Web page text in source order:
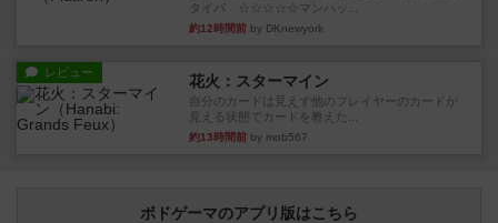
タイパ ☆☆☆☆☆マンハッ...
約12時間前 by DKnewyork
レビュー 花火：スターマイン
自分のカードは見えず他のプレイヤーのカードが
見える状態でカードを教えた...
約13時間前 by mob567
ボドゲーマのアプリ版はこちら